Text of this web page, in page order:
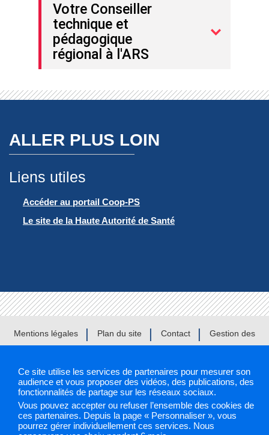
Ce site utilise les services de partenaires pour mesurer son
audience et vous proposer des vidéos, des publications, des
fonctionnalités de partage sur les réseaux sociaux.
Vous pouvez accepter ou refuser l’ensemble des cookies de
ces partenaires. Depuis la page « Personnaliser », vous
pourrez gérer individuellement ces services. Nous
Votre Conseiller
technique et
pédagogique
régional à l'ARS
ALLER PLUS LOIN
Liens utiles
Accéder au portail Coop-PS
Le site de la Haute Autorité de Santé
Mentions légales Plan du site Contact
Gestion des
ARS 2019
Sélectionnez une région pour accéder à votre site PAPS